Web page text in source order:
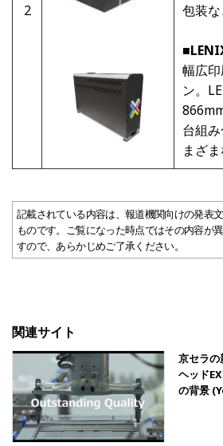
2
包装
■
幅広
ン。
台組
まざ
記載されている内容は、報道機関向けの発表
ものです。ご覧になった時点ではその内容が
すので、あらかじめご了承ください。
関連サイト
京セラの
ヘッド
の背景